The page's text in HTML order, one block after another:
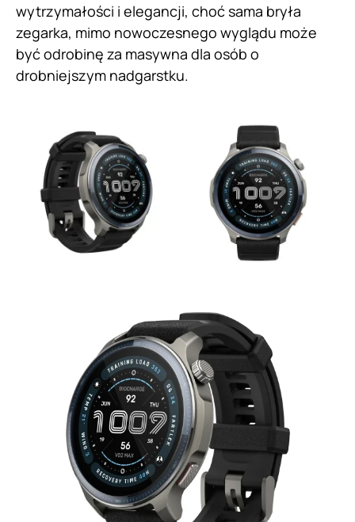
wytrzymałości i elegancji, choć sama bryła
zegarka, mimo nowoczesnego wyglądu może
być odrobinę za masywna dla osób o
drobniejszym nadgarstku.